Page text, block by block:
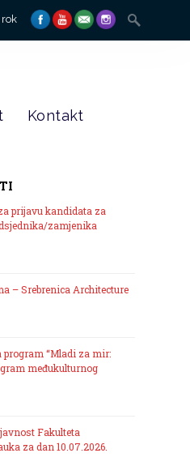
rok
Search
for:
Kontakt
prijavu kandidata za
zamjenika
– Srebrenica Architecture
program “Mladi za mir:
međukulturnog
Fakulteta
za dan 10.07.2026.